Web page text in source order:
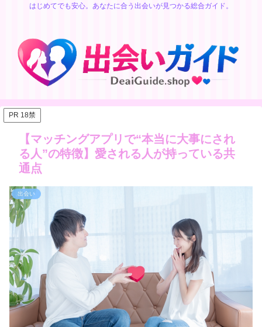
はじめてでも安心。あなたに合う出会いが見つかる総合ガイド。
PR 18禁
【マッチングアプリで“本当に大事にされ
る人”の特徴】愛される人が持っている共
通点
出会い